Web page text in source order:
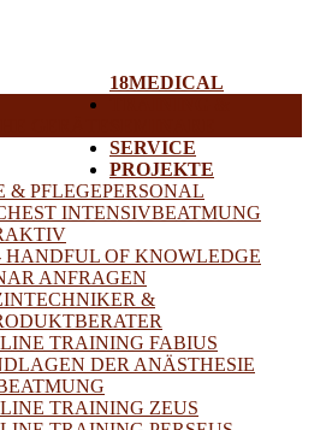
18MEDICAL
& PFLEGEPERSONAL
INTENSIVBEATMUNG
HANDFUL OF KNOWLEDGE
ANFRAGEN
&
TRAINING FABIUS
DER ANÄSTHESIE
TRAINING ZEUS
SERVICE
PROJEKTE